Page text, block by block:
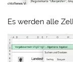
Es werden alle